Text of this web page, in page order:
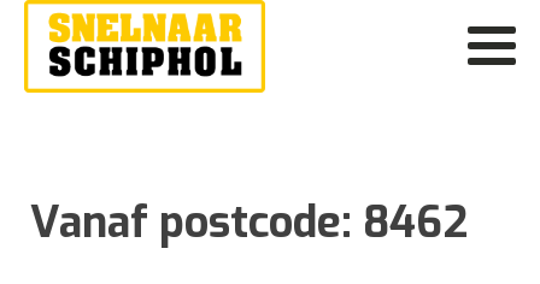
Vanaf postcode: 8462